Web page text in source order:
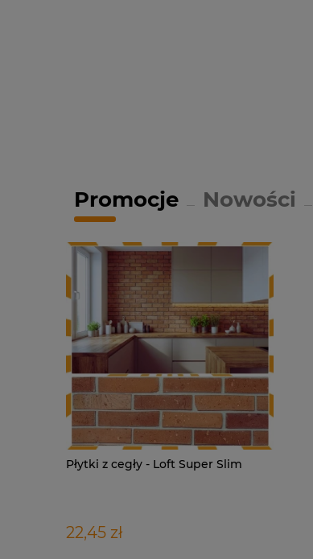
Promocje Nowości
Płytki z cegły - Loft Super Slim
22,45 zł